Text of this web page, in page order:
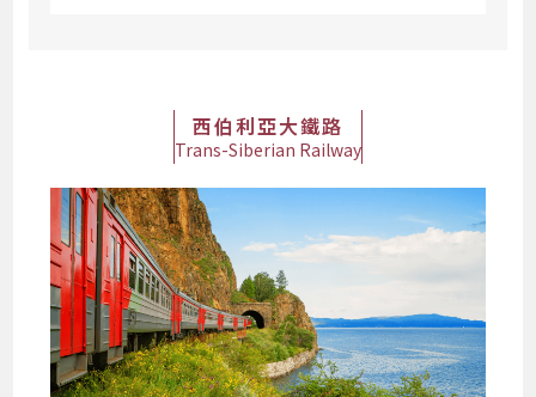
西伯利亞大鐵路
Trans-Siberian Railway